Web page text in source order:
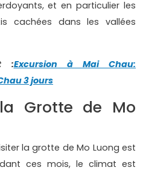
et en particulier les
cachées dans les vallées
:Excursion à Mai Chau:
3 jours
Grotte de Mo
la grotte de Mo Luong est
ces mois, le climat est